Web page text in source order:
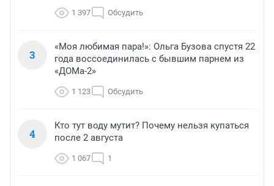
1 397 Обсудить
3
«Моя любимая пара!»: Ольга Бузова спустя 22
года воссоединилась с бывшим парнем из
«ДОМа-2»
1 123 Обсудить
4
Кто тут воду мутит? Почему нельзя купаться
после 2 августа
1 067 1